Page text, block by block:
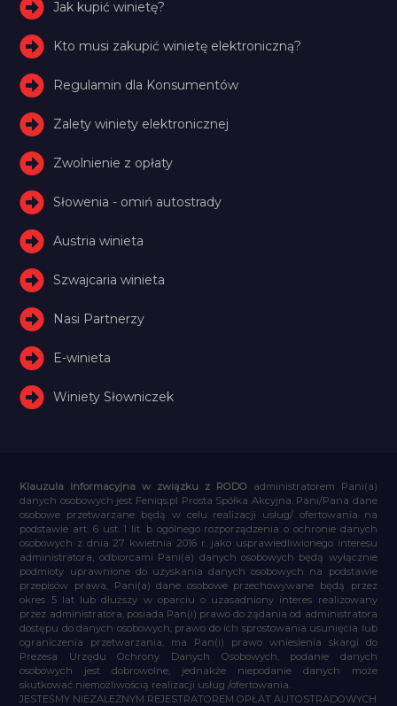
Jak kupić winietę?
Kto musi zakupić winietę elektroniczną?
Regulamin dla Konsumentów
Zalety winiety elektronicznej
Zwolnienie z opłaty
Słowenia - omiń autostrady
Austria winieta
Szwajcaria winieta
Nasi Partnerzy
E-winieta
Winiety Słowniczek
Klauzula informacyjna w związku z RODO administratorem Pani(a)
danych osobowych jest Feniqs.pl Prosta Spółka Akcyjna. Pani/Pana dane
osobowe przetwarzane będą w celu realizacji usług/ ofertowania na
podstawie art. 6 ust. 1 lit. b ogólnego rozporządzenia o ochronie danych
osobowych z dnia 27 kwietnia 2016 r. jako usprawiedliwionego interesu
administratora, odbiorcami Pani(a) danych osobowych będą wyłącznie
podmioty uprawnione do uzyskania danych osobowych na podstawie
przepisów prawa, Pani(a) dane osobowe przechowywane będą przez
okres 5 lat lub dłuższy w oparciu o uzasadniony interes realizowany
przez administratora, posiada Pan(i) prawo do żądania od administratora
dostępu do danych osobowych, prawo do ich sprostowania usunięcia lub
ograniczenia przetwarzania, ma Pan(i) prawo wniesienia skargi do
Prezesa Urzędu Ochrony Danych Osobowych, podanie danych
osobowych jest dobrowolne, jednakże niepodanie danych może
skutkować niemożliwością realizacji usług /ofertowania.
JESTEŚMY NIEZALEŻNYM REJESTRATOREM OPŁAT AUTOSTRADOWYCH